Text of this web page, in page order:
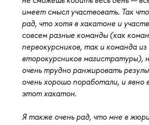
имеет смысл участвовать. Так
рад, что хотя в хакатоне и
совсем разные команды (как
первокурсников, так и команда из
второкурсников магистратуры),
очень трудно ранжировать
очень хорошо поработали, и явно
этот хакатон.
Я также очень рад, что мне в